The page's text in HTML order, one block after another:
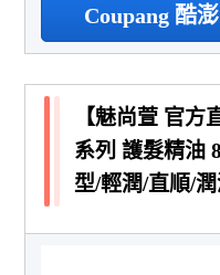
Coupang 酷澎
【魅尚萱 官
系列 護髮精油
型/輕潤/直順/